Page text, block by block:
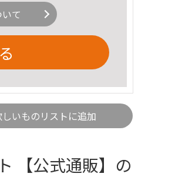
て
いものリストに追加
【公式通販】の